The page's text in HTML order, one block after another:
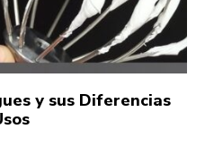
y sus Diferencias